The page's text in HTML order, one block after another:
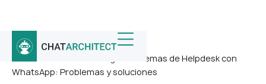
Inicio Noticias /
Errores comunes al integrar sistemas de Helpdesk con
WhatsApp: Problemas y soluciones